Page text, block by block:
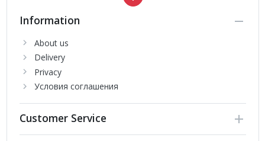
Information
About us
Delivery
Privacy
Условия соглашения
Customer Service